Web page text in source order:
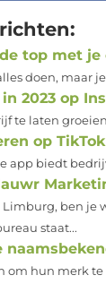
top met je
doen, maar
2023 op
te laten
op
app biedt
ben je
staat...
hun merk te